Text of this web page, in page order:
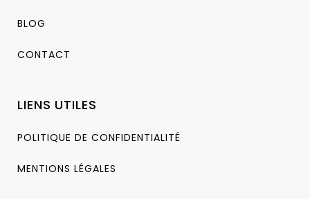
BLOG
CONTACT
LIENS UTILES
POLITIQUE DE CONFIDENTIALITÉ
MENTIONS LÉGALES